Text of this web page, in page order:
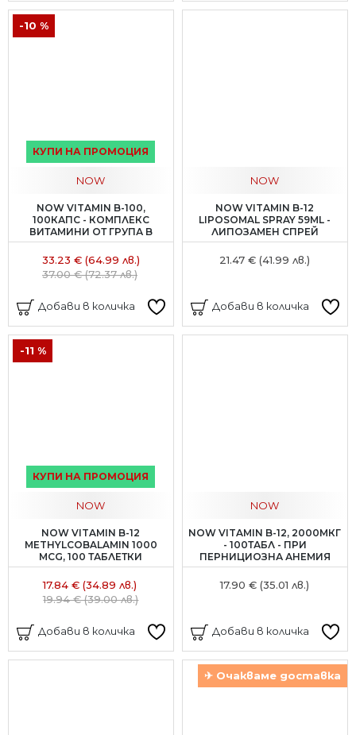
КУПИ НА ПРОМОЦИЯ
-10 %
NOW
NOW VITAMIN B-100,
100КАПС - КОМПЛЕКС
ВИТАМИНИ ОТ ГРУПА B
33.23 € (64.99 лв.)
37.00 € (72.37 лв.)
Добави в количка
NOW
NOW VITAMIN B-12
LIPOSOMAL SPRAY 59ML -
ЛИПОЗАМЕН СПРЕЙ
21.47 € (41.99 лв.)
Добави в количка
КУПИ НА ПРОМОЦИЯ
-11 %
NOW
NOW VITAMIN B-12
METHYLCOBALAMIN 1000
MCG, 100 ТАБЛЕТКИ
17.84 € (34.89 лв.)
19.94 € (39.00 лв.)
Добави в количка
NOW
NOW VITAMIN B-12, 2000МКГ
- 100ТАБЛ - ПРИ
ПЕРНИЦИОЗНА АНЕМИЯ
17.90 € (35.01 лв.)
Добави в количка
✈ Очакваме доставка